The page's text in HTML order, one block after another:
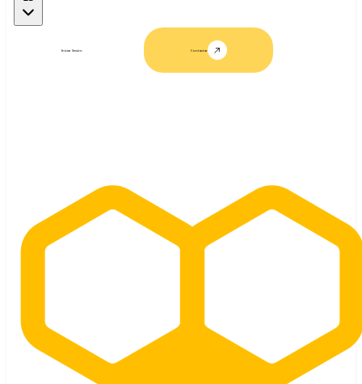
Iniciar Sesión Contactar